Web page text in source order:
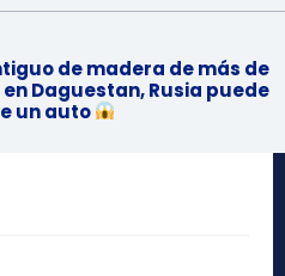
de madera de más de
Daguestan, Rusia puede
un auto